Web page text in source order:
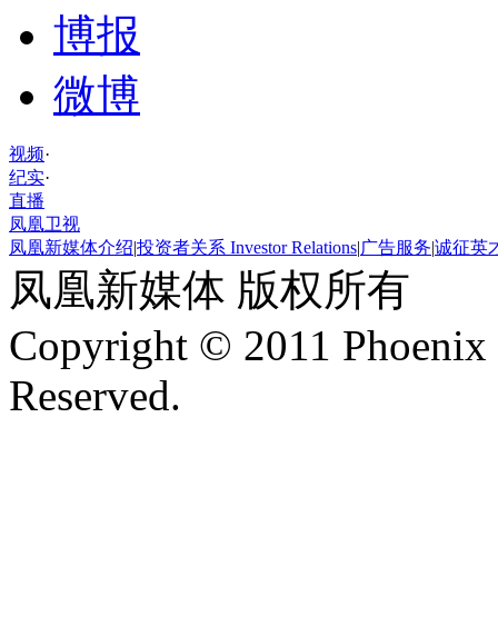
博报
微博
视频·
纪实·
直播
凤凰卫视
凤凰新媒体介绍|投资者关系 Investor Relations|广告服务|诚征英
凤凰新媒体 版权所有
Copyright © 2011
Reserved.